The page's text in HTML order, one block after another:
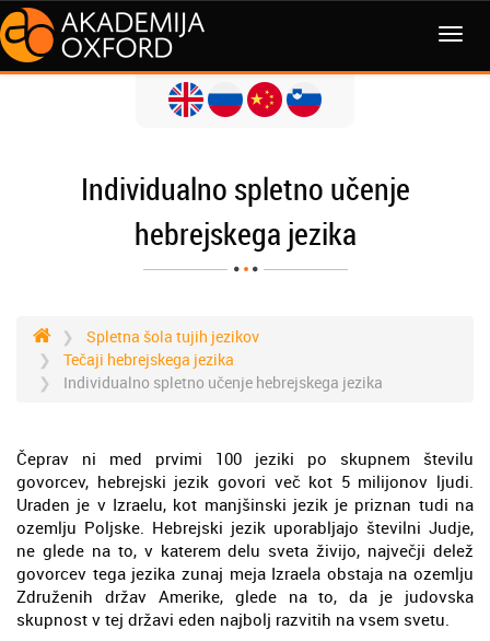
MENI
Individualno spletno učenje
hebrejskega jezika
Spletna šola tujih jezikov
Tečaji hebrejskega jezika
Individualno spletno učenje hebrejskega jezika
Čeprav ni med prvimi 100 jeziki po skupnem številu
govorcev, hebrejski jezik govori več kot 5 milijonov ljudi.
Uraden je v Izraelu, kot manjšinski jezik je priznan tudi na
ozemlju Poljske. Hebrejski jezik uporabljajo številni Judje,
ne glede na to, v katerem delu sveta živijo, največji delež
govorcev tega jezika zunaj meja Izraela obstaja na ozemlju
Združenih držav Amerike, glede na to, da je judovska
skupnost v tej državi eden najbolj razvitih na vsem svetu.